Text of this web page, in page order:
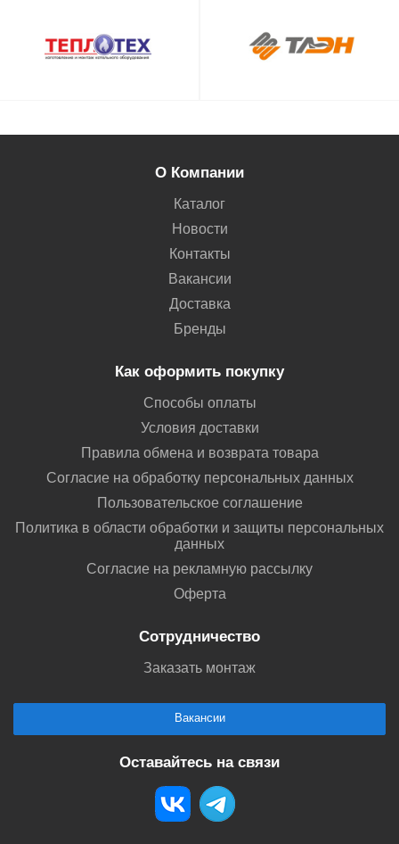
О Компании
Каталог
Новости
Контакты
Вакансии
Доставка
Бренды
Как оформить покупку
Способы оплаты
Условия доставки
Правила обмена и возврата товара
Согласие на обработку персональных данных
Пользовательское соглашение
Политика в области обработки и защиты персональных
данных
Согласие на рекламную рассылку
Оферта
Сотрудничество
Заказать монтаж
Вакансии
Оставайтесь на связи